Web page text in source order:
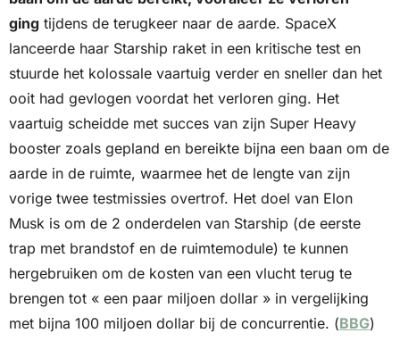
ging tijdens de terugkeer naar de aarde. SpaceX
lanceerde haar Starship raket in een kritische test en
stuurde het kolossale vaartuig verder en sneller dan het
ooit had gevlogen voordat het verloren ging. Het
vaartuig scheidde met succes van zijn Super Heavy
booster zoals gepland en bereikte bijna een baan om de
aarde in de ruimte, waarmee het de lengte van zijn
vorige twee testmissies overtrof. Het doel van Elon
Musk is om de 2 onderdelen van Starship (de eerste
trap met brandstof en de ruimtemodule) te kunnen
hergebruiken om de kosten van een vlucht terug te
brengen tot « een paar miljoen dollar » in vergelijking
met bijna 100 miljoen dollar bij de concurrentie. (BBG)